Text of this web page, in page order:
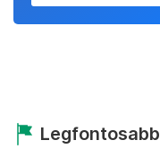
Legfontosabb